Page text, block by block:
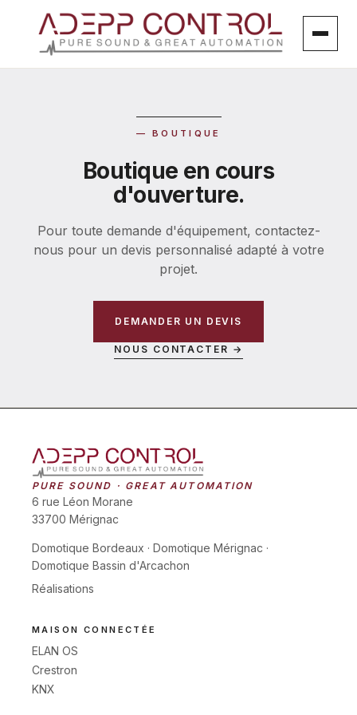
contenu
— BOUTIQUE
Boutique en cours
d'ouverture.
Pour toute demande d'équipement, contactez-
nous pour un devis personnalisé adapté à votre
projet.
DEMANDER UN DEVIS
NOUS CONTACTER →
PURE SOUND · GREAT AUTOMATION
6 rue Léon Morane
33700 Mérignac
Domotique Bordeaux · Domotique Mérignac ·
Domotique Bassin d'Arcachon
Réalisations
MAISON CONNECTÉE
ELAN OS
Crestron
KNX